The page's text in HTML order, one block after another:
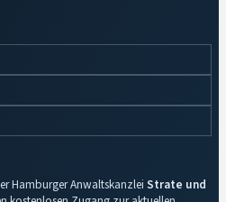
Hamburger Anwaltskanzlei Strate und